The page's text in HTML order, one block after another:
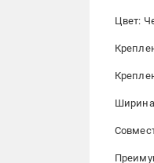
Цвет:
Ширина